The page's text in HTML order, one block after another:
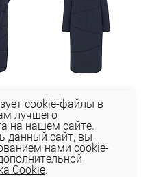
cookie-файлы в
лучшего
на нашем сайте.
данный сайт, вы
нами cookie-
Cookie.